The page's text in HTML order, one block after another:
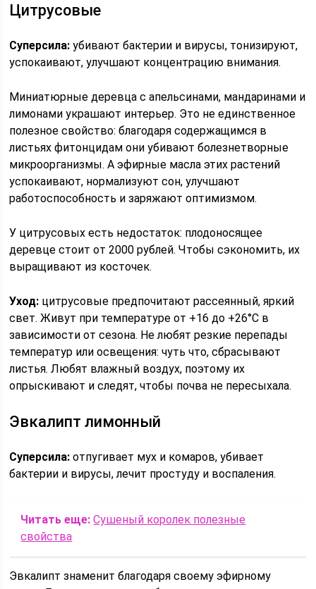
Цитрусовые
Суперсила: убивают бактерии и вирусы, тонизируют,
успокаивают, улучшают концентрацию внимания.
Миниатюрные деревца с апельсинами, мандаринами и
лимонами украшают интерьер. Это не единственное
полезное свойство: благодаря содержащимся в
листьях фитонцидам они убивают болезнетворные
микроорганизмы. А эфирные масла этих растений
успокаивают, нормализуют сон, улучшают
работоспособность и заряжают оптимизмом.
У цитрусовых есть недостаток: плодоносящее
деревце стоит от 2000 рублей. Чтобы сэкономить, их
выращивают из косточек.
Уход: цитрусовые предпочитают рассеянный, яркий
свет. Живут при температуре от +16 до +26°C в
зависимости от сезона. Не любят резкие перепады
температур или освещения: чуть что, сбрасывают
листья. Любят влажный воздух, поэтому их
опрыскивают и следят, чтобы почва не пересыхала.
Эвкалипт лимонный
Суперсила: отпугивает мух и комаров, убивает
бактерии и вирусы, лечит простуду и воспаления.
Читать еще: Сушеный королек полезные
свойства
Эвкалипт знаменит благодаря своему эфирному